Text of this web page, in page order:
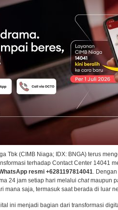
Tbk (CIMB Niaga; IDX: BNGA) terus
terhadap Contact Center 14041
resmi +6281197814041.
24 jam setiap hari melalui chatmaupun
mana saja, termasuk saat berada di luar
ini menjadi bagian dari transformasi